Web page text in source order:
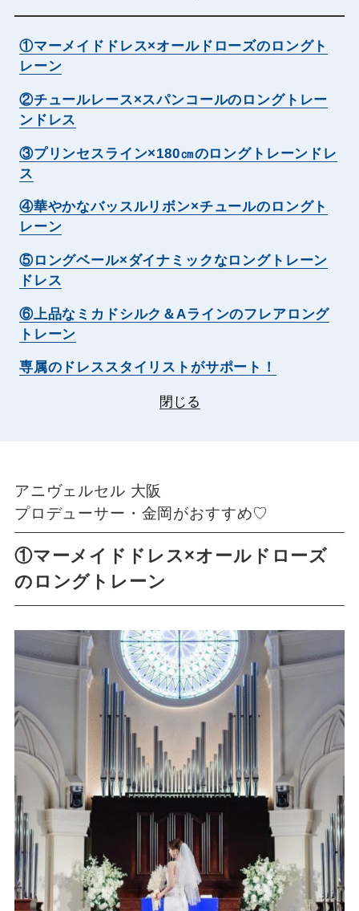
①マーメイドドレス×オールドローズのロングト
レーン
②チュールレース×スパンコールのロングトレー
ンドレス
③プリンセスライン×180㎝のロングトレーンドレ
ス
④華やかなバッスルリボン×チュールのロングト
レーン
⑤ロングベール×ダイナミックなロングトレーン
ドレス
⑥上品なミカドシルク＆Aラインのフレアロング
トレーン
専属のドレススタイリストがサポート！
閉じる
アニヴェルセル 大阪
プロデューサー・金岡がおすすめ♡
①マーメイドドレス×オールドローズ
のロングトレーン